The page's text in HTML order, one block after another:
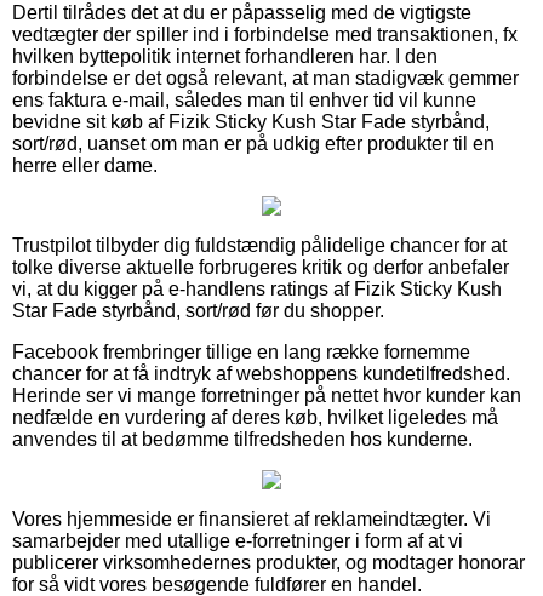
Dertil tilrådes det at du er påpasselig med de vigtigste
vedtægter der spiller ind i forbindelse med transaktionen, fx
hvilken byttepolitik internet forhandleren har. I den
forbindelse er det også relevant, at man stadigvæk gemmer
ens faktura e-mail, således man til enhver tid vil kunne
bevidne sit køb af Fizik Sticky Kush Star Fade styrbånd,
sort/rød, uanset om man er på udkig efter produkter til en
herre eller dame.
Trustpilot tilbyder dig fuldstændig pålidelige chancer for at
tolke diverse aktuelle forbrugeres kritik og derfor anbefaler
vi, at du kigger på e-handlens ratings af Fizik Sticky Kush
Star Fade styrbånd, sort/rød før du shopper.
Facebook frembringer tillige en lang række fornemme
chancer for at få indtryk af webshoppens kundetilfredshed.
Herinde ser vi mange forretninger på nettet hvor kunder kan
nedfælde en vurdering af deres køb, hvilket ligeledes må
anvendes til at bedømme tilfredsheden hos kunderne.
Vores hjemmeside er finansieret af reklameindtægter. Vi
samarbejder med utallige e-forretninger i form af at vi
publicerer virksomhedernes produkter, og modtager honorar
for så vidt vores besøgende fuldfører en handel.